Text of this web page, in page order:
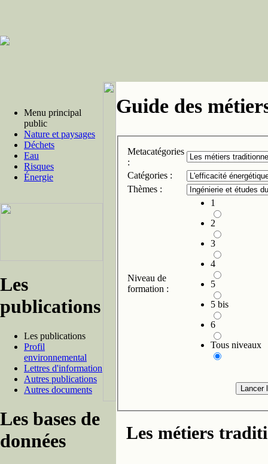
Menu principal
public
Nature et paysages
Déchets
Eau
Risques
Énergie
Les
publications
Les publications
Profil
environnemental
Lettres d'information
Autres publications
Autres documents
Les bases de
données
Guide des
Metacatégories
:
Catégories :
Thèmes :
Niveau de
formation :
1
2
3
4
5
5 bis
6
Tous niveaux
Les métiers